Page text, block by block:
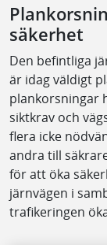
säkerhet
Den befintliga
är idag väldigt
plankorsningar
siktkrav och
flera icke
andra till
för att öka
järnvägen i
trafikeringen